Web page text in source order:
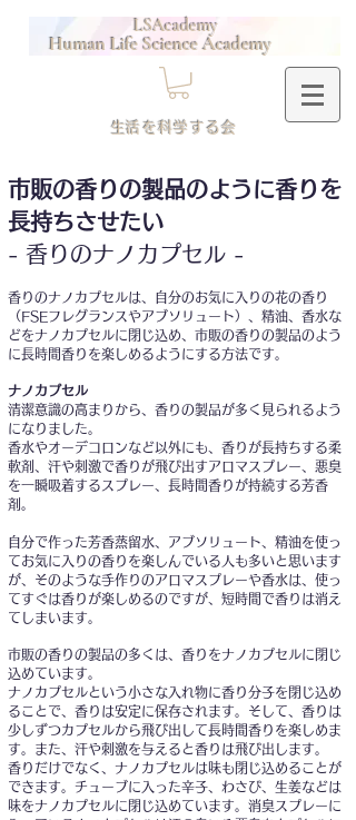
Human Life Science Academy
LSAcademy
​生活を科学する会
市販の香りの製品のように香りを
長持ちさせたい
- 香りのナノカプセル -
香りのナノカプセルは、自分のお気に入りの花の香り
（FSEフレグランスやアブソリュート）、精油、香水な
どをナノカプセルに閉じ込め、市販の香りの製品のよう
に長時間香りを楽しめるようにする方法です。​
ナノカプセル
清潔意識の高まりから、香りの製品が多く見られるよう
になりました。
香水やオーデコ ロンなど以外にも、香りが長持ちする柔
軟剤、汗や刺激で香りが飛び出すア ロマスプレー、悪臭
を一瞬吸着するスプレー、長時間香りが持続する芳香
剤 。
自分で作った芳香蒸留水、アブソリュート、精油を使っ
てお気に入りの香りを楽しんでいる人も多いと思います
が、そのような手作りのアロマスプレーや香水は、使っ
てすぐは香りが楽しめるのですが、短時間で香りは消え
てしまいます。
市販の香りの製品の多くは、香りをナノカプセルに閉じ
込めています。
ナノカプセルという小さな入れ物に香り分子を閉じ込め
ることで、香りは安定に保存されます。そして、香りは
少しずつカプセルから飛び出して長時間香りを楽しめま
す。また、汗や刺激を与えると香りは飛び出します。
香りだけでなく、ナノカプセルは味も閉じ込めることが
できます。チューブに入った辛子、わさび、生姜などは
味をナノカプセルに閉じ込めています。消臭スプレーに